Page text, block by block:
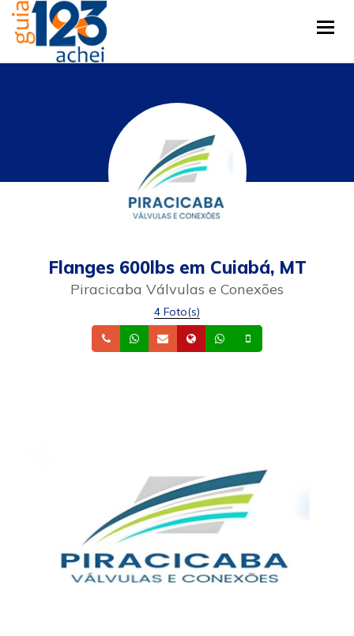
Flanges 600lbs em Cuiabá, MT
Piracicaba Válvulas e Conexões
4 Foto(s)
TelefoneWhatsapp
Email Site Whatsapp